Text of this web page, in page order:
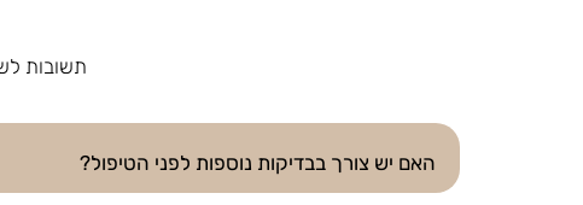
תשובות
האם יש צורך בבדיקות נוספות לפני הטיפול?